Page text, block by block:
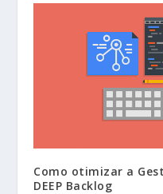
Como otimizar a
DEEP Backlog